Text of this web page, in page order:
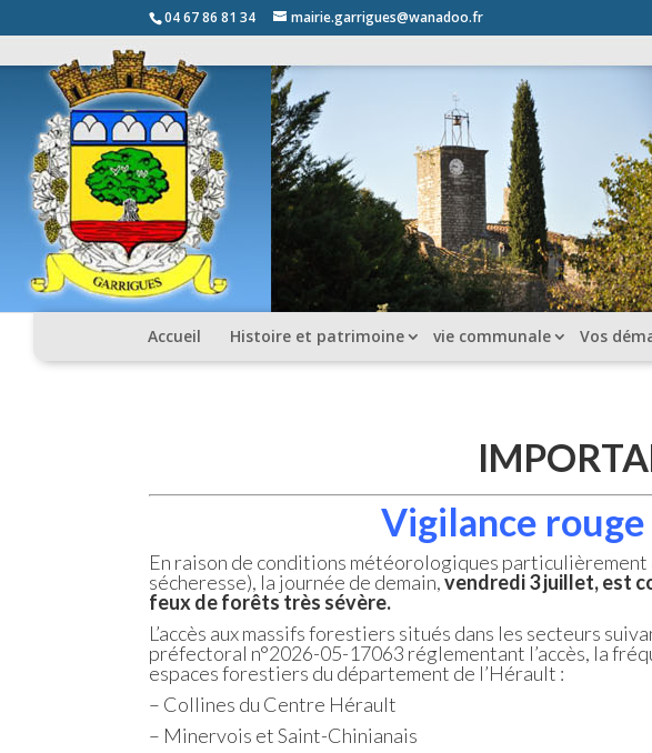
04 67 86 81 34 mairie.garrigues@wanadoo.fr
Accueil Histoire et patrimoine vie communale Vos
Vigilance
En raison de conditions météorologiques
sécheresse), la journée de demain,vendredi 3 juillet, est
feux de forêts très sévère.
L’accès aux massifs forestiers situés dans les secteurs
préfectoral n°2026-05-17063 réglementant l’accès, la
espaces forestiers du département de l’Hérault :
– Collines du Centre Hérault
– Minervois et Saint-Chinianais